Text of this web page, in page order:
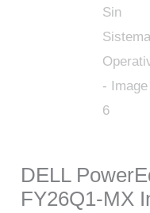
DELL
FY26Q1-MX